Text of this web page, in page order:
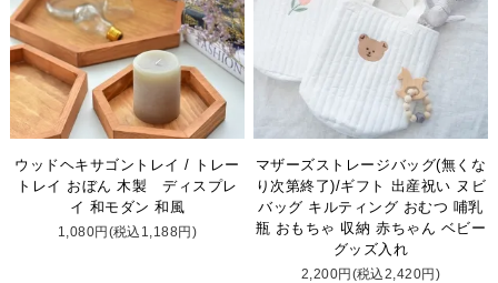
ウッドヘキサゴントレイ / トレー
トレイ おぼん 木製 ディスプレ
イ 和モダン 和風
1,080円(税込1,188円)
マザーズストレージバッグ(無くな
り次第終了)/ギフト 出産祝い ヌビ
バッグ キルティング おむつ 哺乳
瓶 おもちゃ 収納 赤ちゃん ベビー
グッズ入れ
2,200円(税込2,420円)